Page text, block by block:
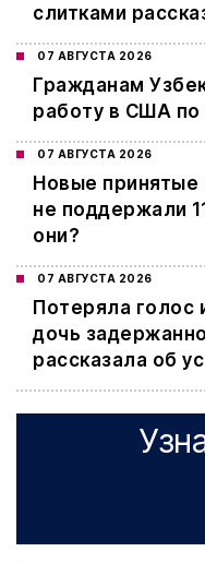
слитками
07 АВГУСТА 2026
Гражданам
работу в США по
07 АВГУСТА 2026
Новые принятые
не поддержали
они?
07 АВГУСТА 2026
Потеряла голос
дочь
рассказала об